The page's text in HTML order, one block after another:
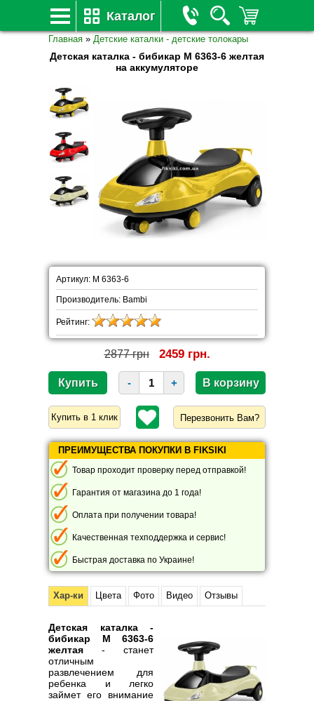
Каталог
Главная » Детские каталки - детские толокары
Детская каталка - бибикар M 6363-6 желтая
на аккумуляторе
Артикул: M 6363-6
Производитель: Bambi
Рейтинг:
2877 грн 2459 грн.
- +
Перезвонить Вам?
ПРЕИМУЩЕСТВА ПОКУПКИ В FIKSIKI
Товар проходит проверку перед отправкой!
Гарантия от магазина до 1 года!
Оплата при получении товара!
Качественная техподдержка и сервис!
Быстрая доставка по Украине!
Хар-ки Цвета Фото Видео Отзывы
Детская каталка -
бибикар M 6363-6
желтая - станет
отличным
развлечением для
ребенка и легко
займет его внимание